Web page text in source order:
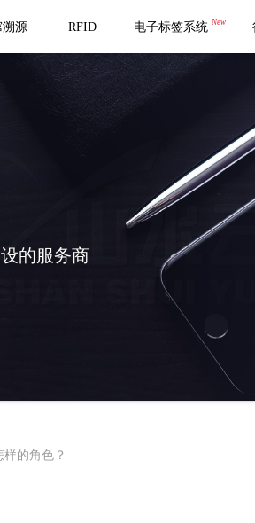
溯源 RFID 电子标签系统 New
的服务商
的角色？